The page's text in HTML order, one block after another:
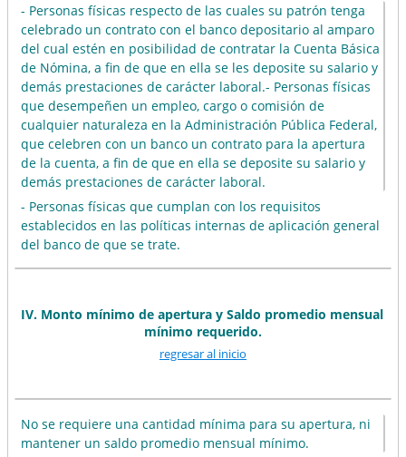
- Personas físicas respecto de las cuales su patrón tenga
celebrado un contrato con el banco depositario al amparo
del cual estén en posibilidad de contratar la Cuenta Básica
de Nómina, a fin de que en ella se les deposite su salario y
demás prestaciones de carácter laboral.- Personas físicas
que desempeñen un empleo, cargo o comisión de
cualquier naturaleza en la Administración Pública Federal,
que celebren con un banco un contrato para la apertura
de la cuenta, a fin de que en ella se deposite su salario y
demás prestaciones de carácter laboral.
- Personas físicas que cumplan con los requisitos
establecidos en las políticas internas de aplicación general
del banco de que se trate.
IV. Monto mínimo de apertura y Saldo promedio mensual
mínimo requerido.
regresar al inicio
No se requiere una cantidad mínima para su apertura, ni
mantener un saldo promedio mensual mínimo.